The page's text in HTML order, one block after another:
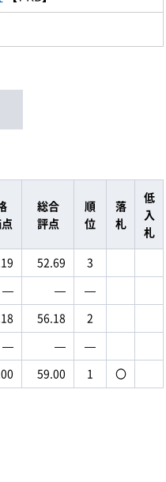
総合
評点
順
位
落
札
低
入
札
52.69
3
― ―
―
56.18
2
― ―
―
59.00 1 〇